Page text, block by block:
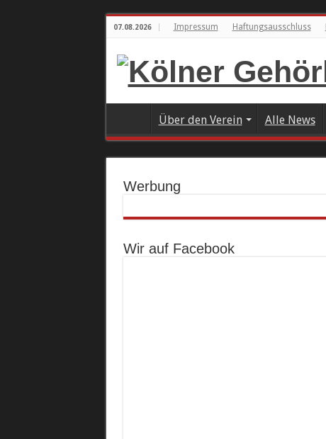
07.08.2026 Impressum Haftungsausschluss
Über den Verein Alle News
Werbung
Wir auf Facebook